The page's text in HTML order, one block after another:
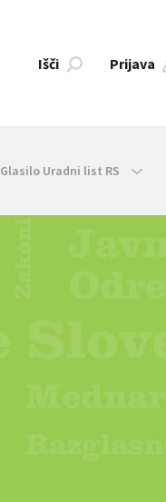
Išči Prijava
Glasilo Uradni list RS